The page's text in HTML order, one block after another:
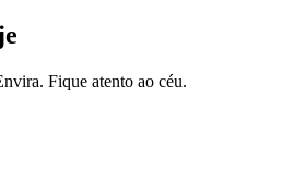
Fique atento ao céu.